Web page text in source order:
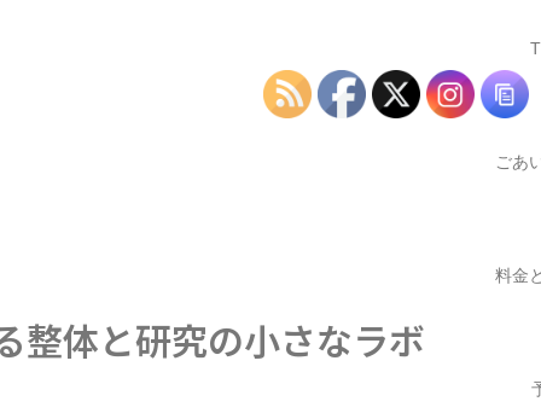
体と研究の小さなラボ
ごあ
料金